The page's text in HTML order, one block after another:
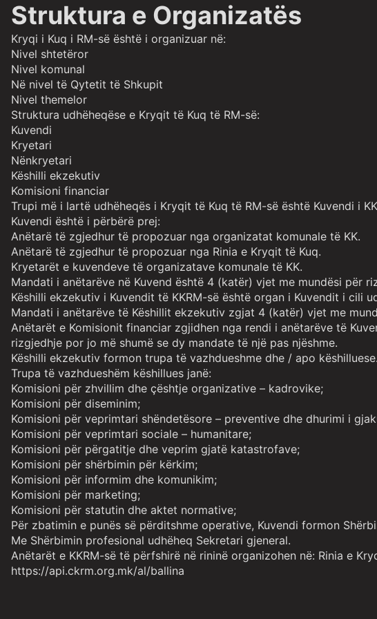
Struktura e Organizatës
Kryqi i Kuq i RM-së është i organizuar në:
Nivel shtetëror
Nivel komunal
Në nivel të Qytetit të Shkupit
Nivel themelor
Struktura udhëheqëse e Kryqit të Kuq të RM-së:
Kuvendi
Kryetari
Nënkryetari
Këshilli ekzekutiv
Komisioni financiar
Trupi më i lartë udhëheqës i Kryqit të Kuq të RM-së është Kuvendi i
Kuvendi është i përbërë prej:
Anëtarë të zgjedhur të propozuar nga organizatat komunale të KK.
Anëtarë të zgjedhur të propozuar nga Rinia e Kryqit të Kuq.
Kryetarët e kuvendeve të organizatave komunale të KK.
Mandati i anëtarëve në Kuvend është 4 (katër) vjet me mundësi për
Këshilli ekzekutiv i Kuvendit të KKRM-së është organ i Kuvendit i cili
Mandati i anëtarëve të Këshillit ekzekutiv zgjat 4 (katër) vjet me
Anëtarët e Komisionit financiar zgjidhen nga rendi i anëtarëve të
rizgjedhje por jo më shumë se dy mandate të një pas njëshme.
Këshilli ekzekutiv formon trupa të vazhdueshme dhe / apo këshilluese.
Trupa të vazhdueshëm këshillues janë:
Komisioni për zhvillim dhe çështje organizative – kadrovike;
Komisioni për diseminim;
Komisioni për veprimtari shëndetësore – preventive dhe dhurimi i
Komisioni për veprimtari sociale – humanitare;
Komisioni për përgatitje dhe veprim gjatë katastrofave;
Komisioni për shërbimin për kërkim;
Komisioni për informim dhe komunikim;
Komisioni për marketing;
Komisioni për statutin dhe aktet normative;
Për zbatimin e punës së përditshme operative, Kuvendi formon
Me Shërbimin profesional udhëheq Sekretari gjeneral.
Anëtarët e KKRM-së të përfshirë në rininë organizohen në: Rinia e
https://api.ckrm.org.mk/al/ballina